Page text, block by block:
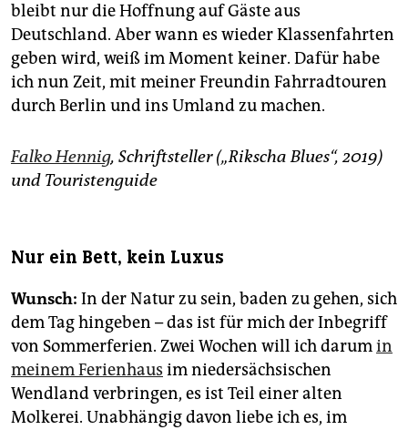
bleibt nur die Hoffnung auf Gäste aus
Deutschland. Aber wann es wieder Klassenfahrten
geben wird, weiß im Moment keiner. Dafür habe
ich nun Zeit, mit meiner Freundin Fahrradtouren
durch Berlin und ins Umland zu machen.
Falko Hennig, Schriftsteller („Rikscha Blues“, 2019)
und Touristenguide
Nur ein Bett, kein Luxus
Wunsch: In der Natur zu sein, baden zu gehen, sich
dem Tag hingeben – das ist für mich der Inbegriff
von Sommerferien. Zwei Wochen will ich darumin
meinem Ferienhaus im niedersächsischen
Wendland verbringen, es ist Teil einer alten
Molkerei. Unabhängig davon liebe ich es, im